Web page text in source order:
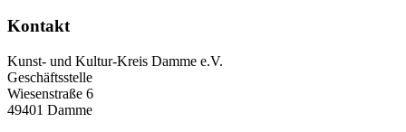
Kontakt
Kunst- und Kultur-Kreis Damme e.V.
Geschäftsstelle
Wiesenstraße 6
49401 Damme